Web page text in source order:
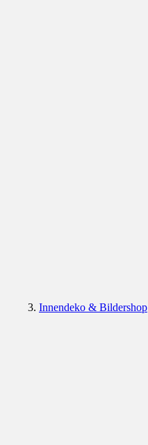
Innendeko & Bildershop